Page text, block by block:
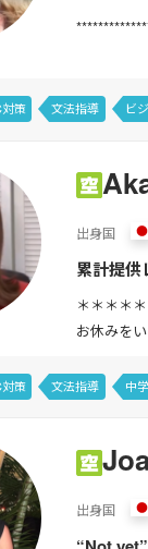
ています
策 文法指導 ビ
出身国
累計提供
免許保
＊＊＊＊
お休みを
策 文法指導 中
出身国